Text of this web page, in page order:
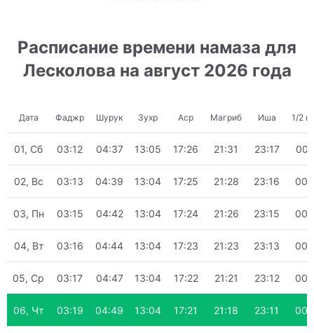
Расписание времени намаза для
Лесколова на август 2026 года
Дата Фаджр Шурук Зухр Аср Магриб Иша 1/2
01, Сб 03:12 04:37 13:05 17:26 21:31 23:17
02, Вс 03:13 04:39 13:04 17:25 21:28 23:16
03, Пн 03:15 04:42 13:04 17:24 21:26 23:15
04, Вт 03:16 04:44 13:04 17:23 21:23 23:13
05, Ср 03:17 04:47 13:04 17:22 21:21 23:12
06, Чт 03:19 04:49 13:04 17:21 21:18 23:11